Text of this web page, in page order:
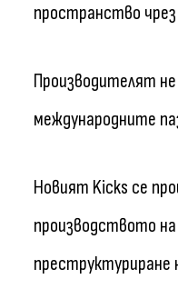
пространство чрез
Производителят
международните
Новият Kicks се
производството